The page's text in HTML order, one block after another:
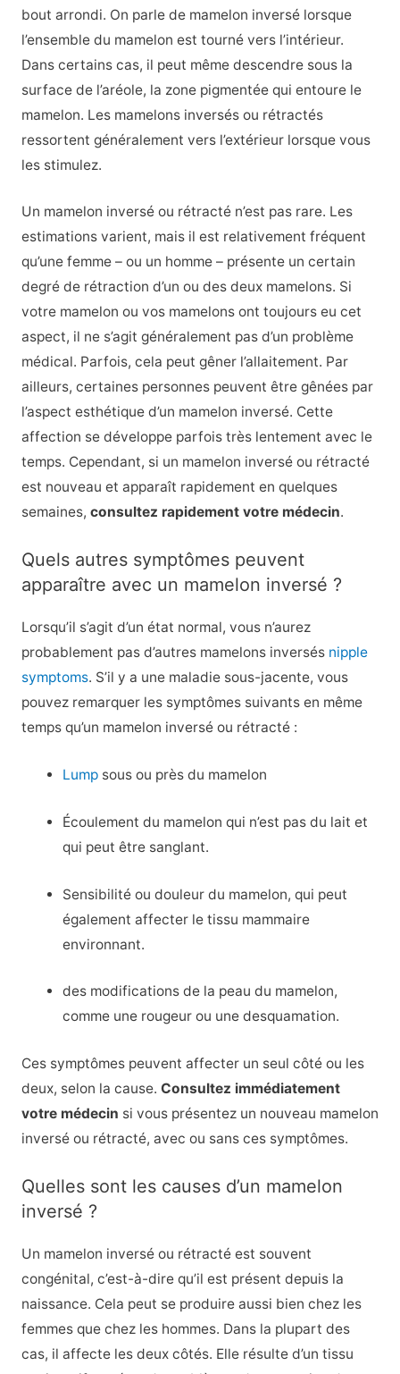
bout arrondi. On parle de mamelon inversé lorsque
l’ensemble du mamelon est tourné vers l’intérieur.
Dans certains cas, il peut même descendre sous la
surface de l’aréole, la zone pigmentée qui entoure le
mamelon. Les mamelons inversés ou rétractés
ressortent généralement vers l’extérieur lorsque vous
les stimulez.
Un mamelon inversé ou rétracté n’est pas rare. Les
estimations varient, mais il est relativement fréquent
qu’une femme – ou un homme – présente un certain
degré de rétraction d’un ou des deux mamelons. Si
votre mamelon ou vos mamelons ont toujours eu cet
aspect, il ne s’agit généralement pas d’un problème
médical. Parfois, cela peut gêner l’allaitement. Par
ailleurs, certaines personnes peuvent être gênées par
l’aspect esthétique d’un mamelon inversé. Cette
affection se développe parfois très lentement avec le
temps. Cependant, si un mamelon inversé ou rétracté
est nouveau et apparaît rapidement en quelques
semaines, consultez rapidement votre médecin.
Quels autres symptômes peuvent
apparaître avec un mamelon inversé ?
Lorsqu’il s’agit d’un état normal, vous n’aurez
probablement pas d’autres mamelons inversés nipple
symptoms. S’il y a une maladie sous-jacente, vous
pouvez remarquer les symptômes suivants en même
temps qu’un mamelon inversé ou rétracté :
Lump sous ou près du mamelon
Écoulement du mamelon qui n’est pas du lait et
qui peut être sanglant.
Sensibilité ou douleur du mamelon, qui peut
également affecter le tissu mammaire
environnant.
des modifications de la peau du mamelon,
comme une rougeur ou une desquamation.
Ces symptômes peuvent affecter un seul côté ou les
deux, selon la cause. Consultez immédiatement
votre médecin si vous présentez un nouveau mamelon
inversé ou rétracté, avec ou sans ces symptômes.
Quelles sont les causes d’un mamelon
inversé ?
Un mamelon inversé ou rétracté est souvent
congénital, c’est-à-dire qu’il est présent depuis la
naissance. Cela peut se produire aussi bien chez les
femmes que chez les hommes. Dans la plupart des
cas, il affecte les deux côtés. Elle résulte d’un tissu